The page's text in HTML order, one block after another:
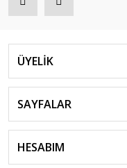
ÜYELİK
SAYFALAR
HESABIM